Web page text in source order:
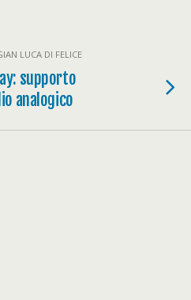
LUCA DI FELICE
supporto
analogico